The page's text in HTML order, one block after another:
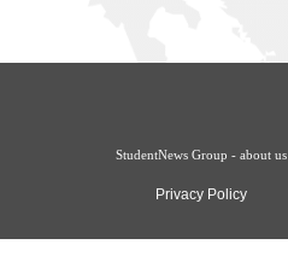
StudentNews Group - about us
Privacy Policy